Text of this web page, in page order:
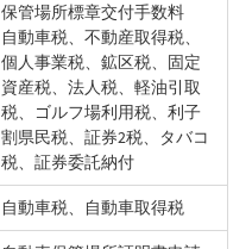
保管場所標章交付手数料
自動車税、不動産取得税、
個人事業税、鉱区税、固定
資産税、法人税、軽油引取
税、ゴルフ場利用税、利子
割県民税、証券2税、タバコ
税、証券委託納付
自動車税、自動車取得税